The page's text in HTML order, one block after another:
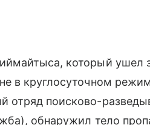
который ушел
в круглосуточном
отряд поисково-
обнаружил тело